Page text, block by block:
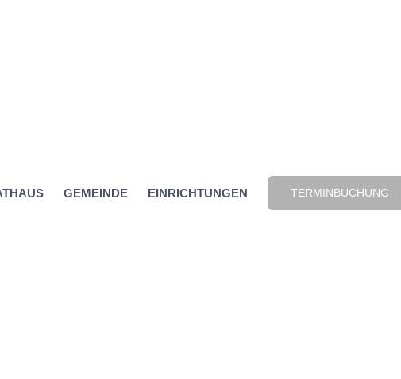
GEMEINDE EINRICHTUNGEN TERMINBUCHUNG